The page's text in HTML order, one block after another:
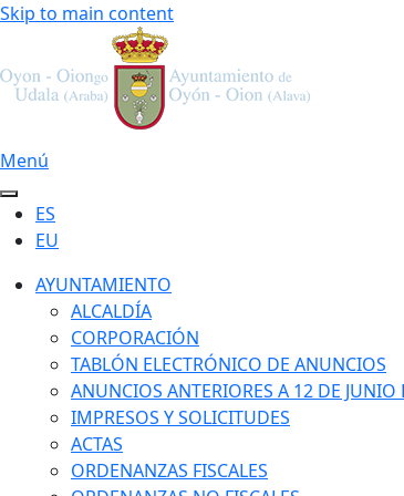
Skip to main content
Menú
ES
EU
AYUNTAMIENTO
ALCALDÍA
CORPORACIÓN
TABLÓN ELECTRÓNICO DE ANUNCIOS
ANUNCIOS ANTERIORES A 12 DE JUNIO
IMPRESOS Y SOLICITUDES
ACTAS
ORDENANZAS FISCALES